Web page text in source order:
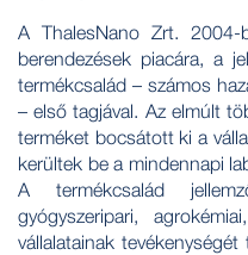
A ThalesNano Zrt. 2004-
berendezések piacára, a
termékcsalád – számos
– első tagjával. Az elmúlt
terméket bocsátott ki a
kerültek be a mindennapi
A termékcsalád
gyógyszeripari,
vállalatainak